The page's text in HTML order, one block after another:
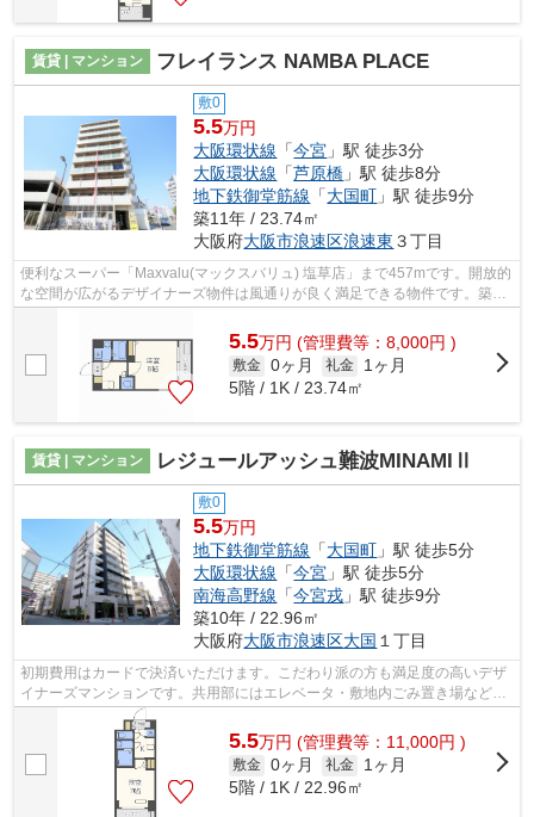
賃貸 | マンション フレイランス NAMBA PLACE
敷0
5.5万円
大阪環状線 「今宮 」駅 徒歩3分
大阪環状線 「芦原橋 」駅 徒歩8分
地下鉄御堂筋線 「大国町 」駅 徒歩9分
築11年 / 23.74㎡
大阪府大阪市浪速区浪速東 ３丁目
便利なスーパー「Maxvalu(マックスバリュ) 塩草店」まで457mです。開放的
な空間が広がるデザイナーズ物件は風通りが良く満足できる物件です。築7
年の設備が充実した物件となっています...
5.5万円 (管理費等：8,000円 )
敷金 0ヶ月 礼金
1ヶ月
5階 / 1K / 23.74㎡
賃貸 | マンション レジュールアッシュ難波MINAMIⅡ
敷0
5.5万円
地下鉄御堂筋線 「大国町 」駅 徒歩5分
大阪環状線 「今宮 」駅 徒歩5分
南海高野線 「今宮戎 」駅 徒歩9分
築10年 / 22.96㎡
大阪府大阪市浪速区大国 １丁目
初期費用はカードで決済いただけます。こだわり派の方も満足度の高いデザ
イナーズマンションです。共用部にはエレベータ・敷地内ごみ置き場などが
揃っており、とても充実しています。...
5.5万円 (管理費等：11,000円 )
敷金 0ヶ月 礼金
1ヶ月
5階 / 1K / 22.96㎡